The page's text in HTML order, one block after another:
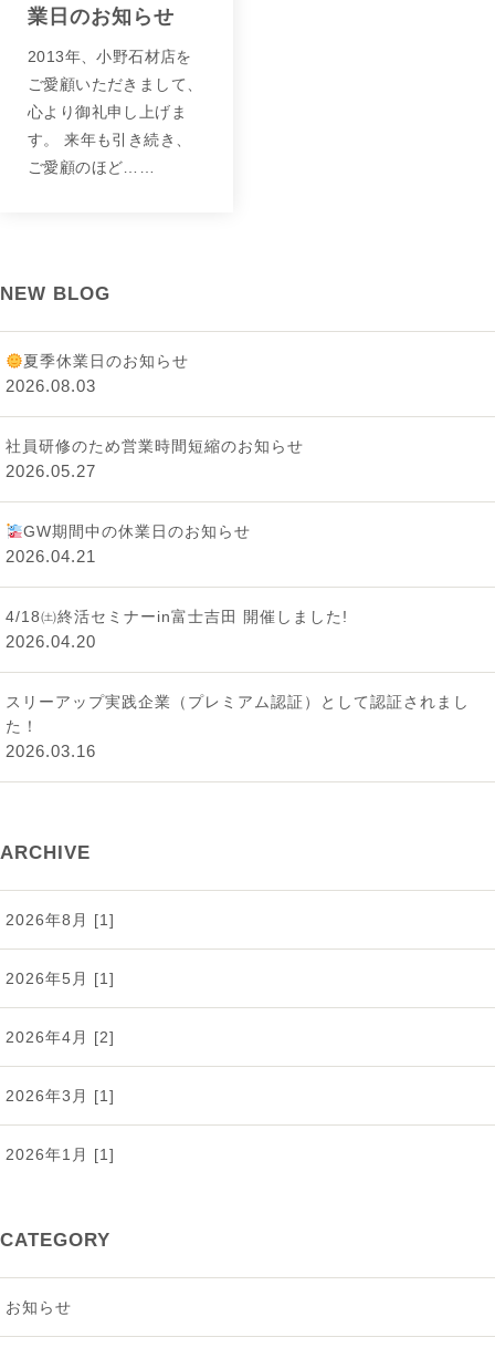
業日のお知らせ
2013年、⼩野⽯材店を
ご愛顧いただきまして、
⼼より御礼申し上げま
す。 来年も引き続き、
ご愛顧のほど……
NEW BLOG
夏季休業日のお知らせ
2026.08.03
社員研修のため営業時間短縮のお知らせ
2026.05.27
GW期間中の休業日のお知らせ
2026.04.21
4/18㈯終活セミナーin富士吉田 開催しました!
2026.04.20
スリーアップ実践企業（プレミアム認証）として認証されまし
た！
2026.03.16
ARCHIVE
2026年8月 [1]
2026年5月 [1]
2026年4月 [2]
2026年3月 [1]
2026年1月 [1]
CATEGORY
お知らせ